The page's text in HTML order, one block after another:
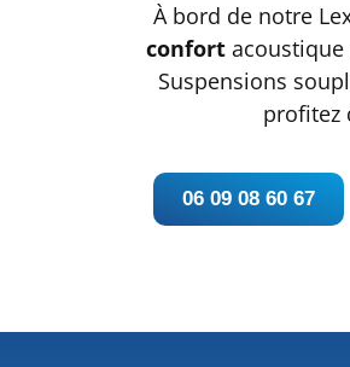
À bord de notre
confort
Suspensions
profitez
06 09 08 60 67